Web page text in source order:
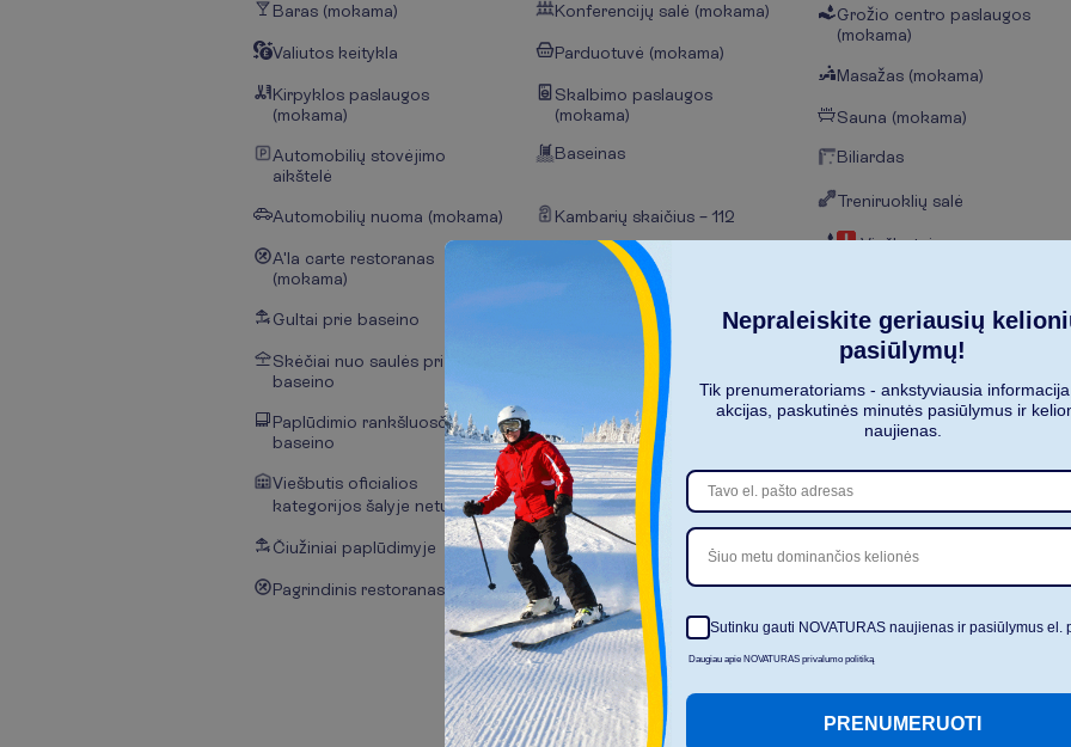
Baras (mokama) Konferencijų salė (mokama)
Valiutos keitykla Parduotuvė (mokama)
Kirpyklos paslaugos
(mokama)
Skalbimo paslaugos
(mokama)
Automobilių stovėjimo
aikštelė
Baseinas
Automobilių nuoma (mokama) Kambarių skaičius – 112
A'la carte restoranas
(mokama)
Renovuota 2022 m.
Gultai prie baseino Gultai paplūdimyje
Skėčiai nuo saulės prie
baseino
Skėčiai nuo saulės
paplūdimyje
Paplūdimio rankšluosčiai prie
baseino
Paplūdimio rankšluosčiai
paplūdimyje
Viešbutis oficialios
kategorijos šalyje neturi
Čiužiniai prie baseino
Čiužiniai paplūdimyje Bevielis internetas
Pagrindinis restoranas Viešbutį sudaro 4 pastatai
Grožio centro paslaugos
(mokama)
Masažas (mokama)
Sauna (mokama)
Biliardas
Treniruoklių salė
Viešbutyje yra
Nepraleiskite geriausių
pasiūlymų!
Tik prenumeratoriams - ankstyviausia
akcijas, paskutinės minutės pasiūlymus ir
naujienas.
Šiuo metu dominančios kelionės
Sutinku gauti NOVATURAS naujienas ir pasiūlymus el.
Daugiau apie NOVATURAS privalumo politiką
PRENUMERUOTI